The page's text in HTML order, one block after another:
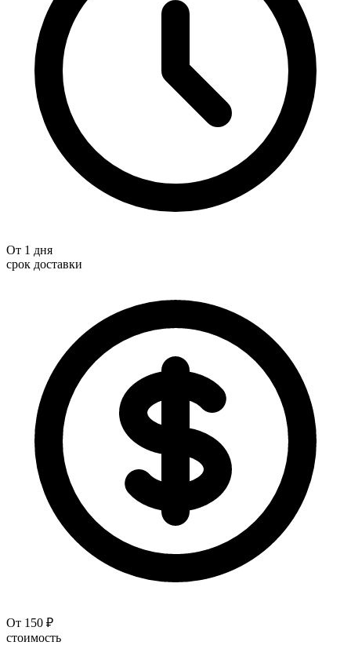
От 1 дня
срок доставки
От 150 ₽
стоимость